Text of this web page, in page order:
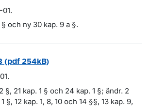
och ny 30 kap. 9 a §.
(pdf 254kB)
§, 21 kap. 1 § och 24 kap. 1 §; ändr. 2
§, 12 kap. 1, 8, 10 och 14 §§, 13 kap. 9,